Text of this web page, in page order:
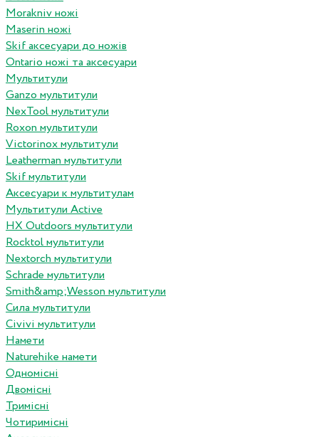
Morakniv ножі
Maserin ножі
Skif аксесуари до ножів
Ontario ножі та аксесуари
Мультитули
Ganzo мультитули
NexTool мультитули
Roxon мультитули
Victorinox мультитули
Leatherman мультитули
Skif мультитули
Аксесуари к мультитулам
Мультитули Active
HX Outdoors мультитули
Rocktol мультитули
Nextorch мультитули
Schrade мультитули
Smith&amp;Wesson мультитули
Сила мультитули
Civivi мультитули
Намети
Naturehike намети
Одномісні
Двомісні
Тримісні
Чотиримісні